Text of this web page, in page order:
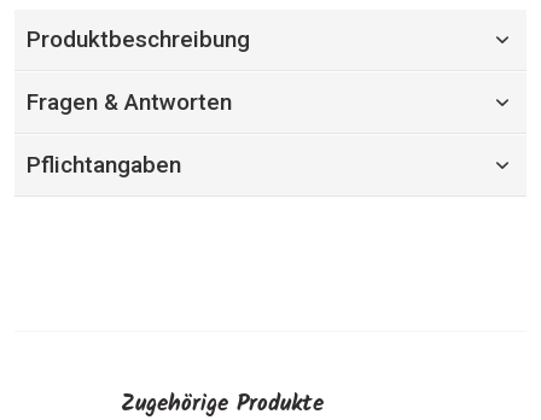
Produktbeschreibung
Fragen & Antworten
Pflichtangaben
Zugehörige Produkte